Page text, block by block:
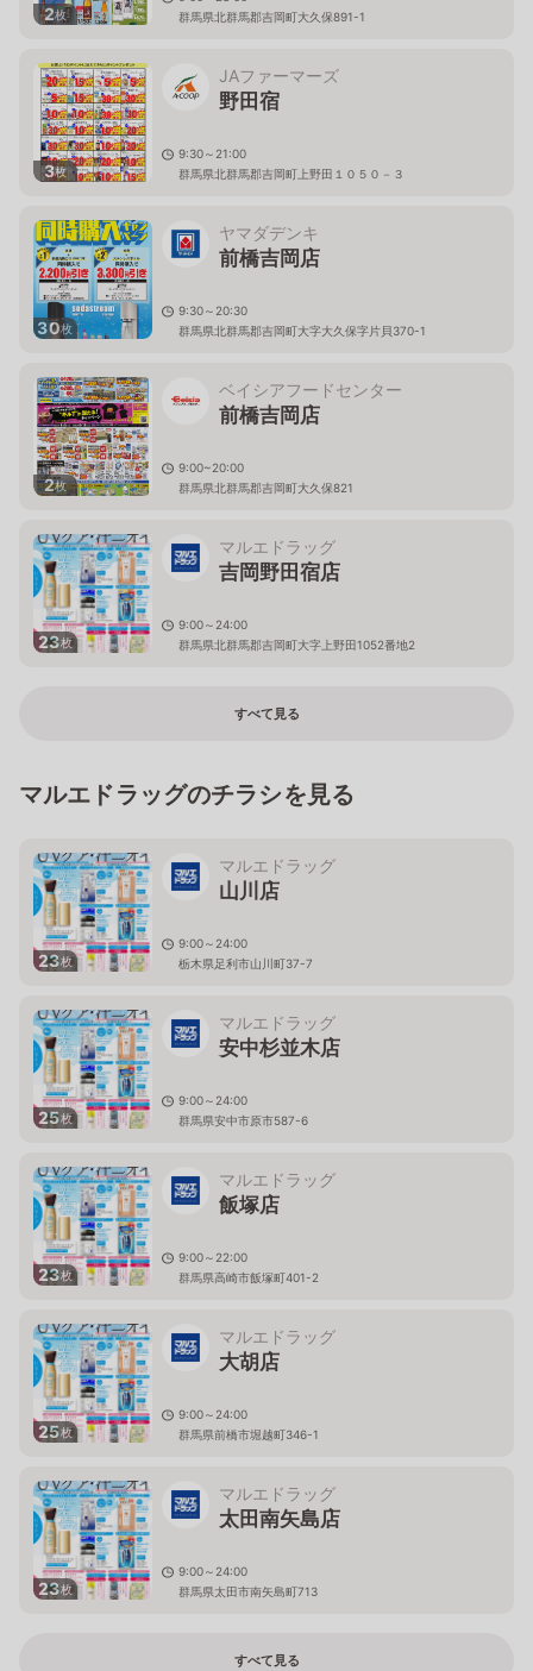
2枚
群馬県北群馬郡吉岡町大久保891-1
3枚
JAファーマーズ
野田宿
9:30～21:00
群馬県北群馬郡吉岡町上野田１０５０－３
30枚
ヤマダデンキ
前橋吉岡店
9:30～20:30
群馬県北群馬郡吉岡町大字大久保字片貝370-1
2枚
ベイシアフードセンター
前橋吉岡店
9:00~20:00
群馬県北群馬郡吉岡町大久保821
23枚
マルエドラッグ
吉岡野田宿店
9:00～24:00
群馬県北群馬郡吉岡町大字上野田1052番地2
すべて見る
マルエドラッグのチラシを見る
23枚
マルエドラッグ
山川店
9:00～24:00
栃木県足利市山川町37-7
25枚
マルエドラッグ
安中杉並木店
9:00～24:00
群馬県安中市原市587-6
23枚
マルエドラッグ
飯塚店
9:00～22:00
群馬県高崎市飯塚町401-2
25枚
マルエドラッグ
大胡店
9:00～24:00
群馬県前橋市堀越町346-1
23枚
マルエドラッグ
太田南矢島店
9:00～24:00
群馬県太田市南矢島町713
すべて見る